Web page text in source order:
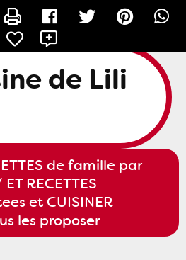
de Lili
de famille par
RECETTES
et CUISINER
les proposer
SLILI34